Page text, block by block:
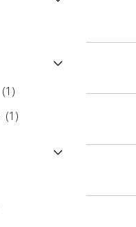
(1)
(1)